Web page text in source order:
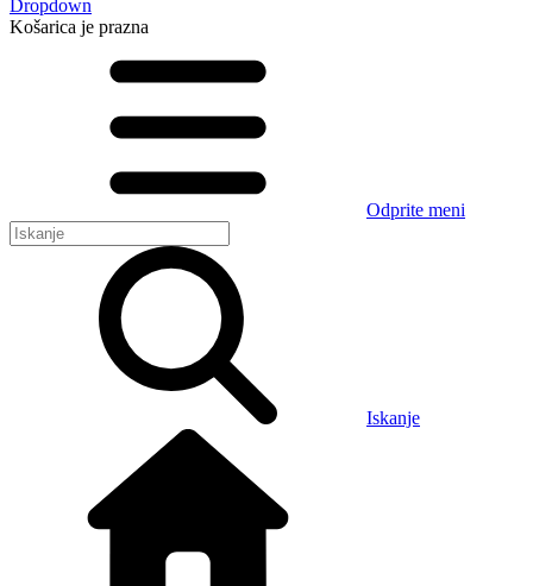
Dropdown
Košarica je prazna
Odprite meni
Iskanje